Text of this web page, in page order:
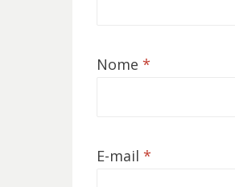
Nome *
E-mail *